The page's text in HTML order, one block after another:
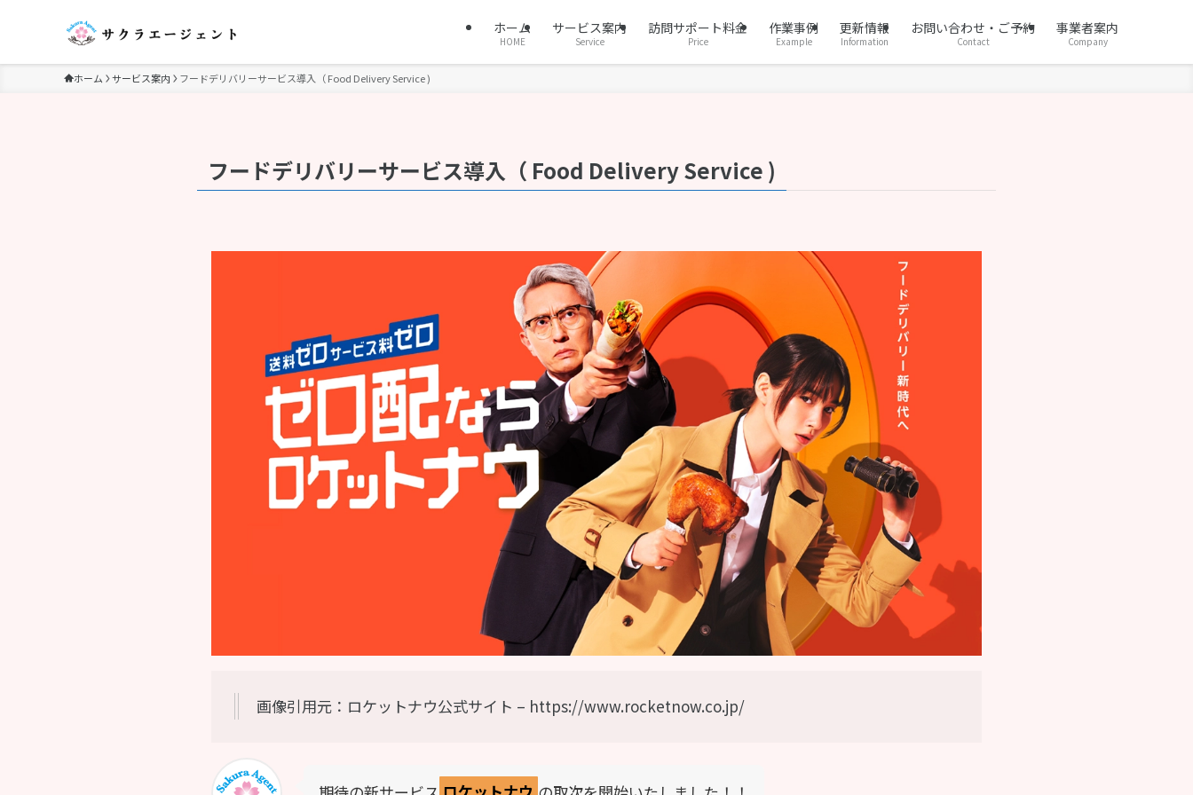
ホーム
HOME
サービス案内
Service
訪問サポート料金
Price
作業事例
Example
更新情報
Information
お問い合わせ・ご予約
Contact
事業者案内
Company
ホーム サービス案内 フードデリバリーサービス導入（ Food Delivery Service )
フードデリバリーサービス導入（ Food Delivery Service )
画像引用元：ロケットナウ公式サイト – https://www.rocketnow.co.jp/